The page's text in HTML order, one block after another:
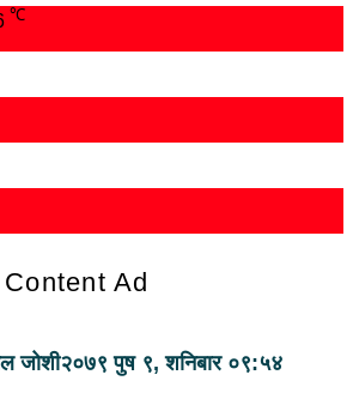
℃
Ad
जोशी२०७९ पुष ९, शनिबार ०९:५४